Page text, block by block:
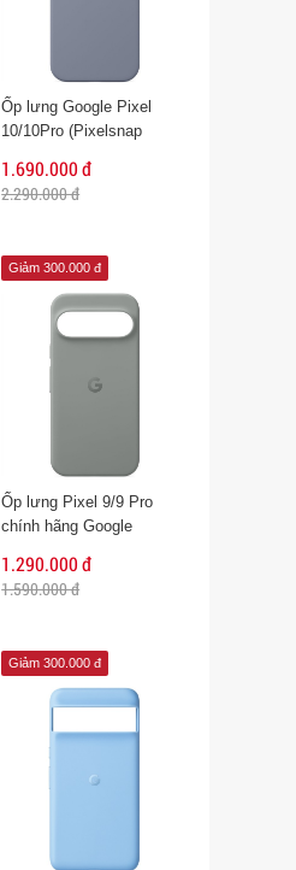
Ốp lưng Google Pixel
10/10Pro (Pixelsnap
1.690.000 đ
2.290.000 đ
Giảm 300.000 đ
Ốp lưng Pixel 9/9 Pro
chính hãng Google
1.290.000 đ
1.590.000 đ
Giảm 300.000 đ